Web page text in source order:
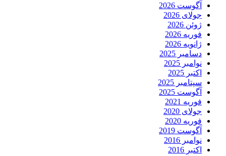
آگوست 2026
جولای 2026
ژوئن 2026
فوریه 2026
ژانویه 2026
دسامبر 2025
نوامبر 2025
اکتبر 2025
سپتامبر 2025
آگوست 2025
فوریه 2021
جولای 2020
فوریه 2020
آگوست 2019
نوامبر 2016
اکتبر 2016